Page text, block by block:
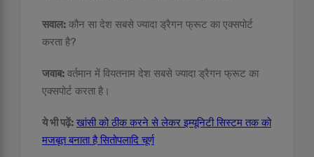
सवाल: कौन सा देश सबसे ज्यादा ड्रैगन फ्रूट का एक्सपोर्ट
करता है?
जवाब: वर्तमान में वियतनाम देश सबसे ज्यादा ड्रैगन फ्रूट का
एक्सपोर्ट करता है।
ये भी पढ़ें: खांसी को ठीक करने से लेकर इम्यूनिटी सिस्टम तक को
मजबूत बनाता है सितोपलादि चूर्ण